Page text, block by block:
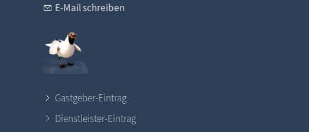
E-Mail schreiben
Gastgeber-Eintrag
Dienstleister-Eintrag